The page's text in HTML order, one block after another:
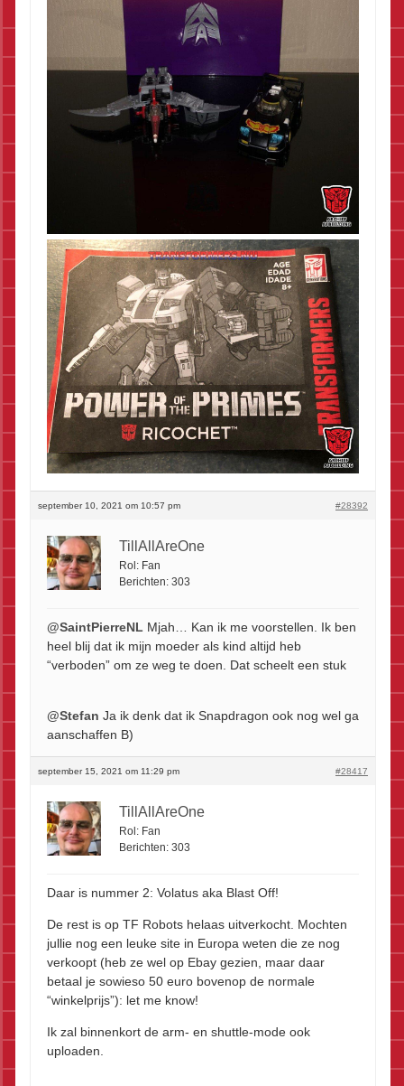
september 10, 2021 om 10:57 pm #28392
TillAllAreOne
Rol: Fan
Berichten: 303
@SaintPierreNL Mjah… Kan ik me voorstellen. Ik ben
heel blij dat ik mijn moeder als kind altijd heb
“verboden” om ze weg te doen. Dat scheelt een stuk
@Stefan Ja ik denk dat ik Snapdragon ook nog wel ga
aanschaffen B)
september 15, 2021 om 11:29 pm #28417
TillAllAreOne
Rol: Fan
Berichten: 303
Daar is nummer 2: Volatus aka Blast Off!
De rest is op TF Robots helaas uitverkocht. Mochten
jullie nog een leuke site in Europa weten die ze nog
verkoopt (heb ze wel op Ebay gezien, maar daar
betaal je sowieso 50 euro bovenop de normale
“winkelprijs”): let me know!
Ik zal binnenkort de arm- en shuttle-mode ook
uploaden.